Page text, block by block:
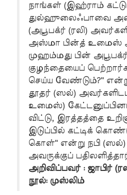
நாங்கள் (இஹ்ராம்
துல்ஹுலைஃபாவை
(அபூபக்ர் (ரலி)
அஸ்மா பின்த் உமைஸ்
முஹம்மது பின்
குழந்தையைப்
செய்ய வேண்டும்?''
தூதர் (ஸல்)
உமைஸ்)
விட்டு, இரத்தத்தை
இடுப்பில் கட்டிக்
கொள்'' என்று நபி
அவருக்குப்
அறிவிப்பவர் : ஜாபிர்
நூல்: முஸ்லிம்